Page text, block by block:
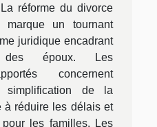
réforme du divorce
un tournant
juridique encadrant
des époux. Les
concernent
simplification de la
à réduire les délais et
les familles. Les